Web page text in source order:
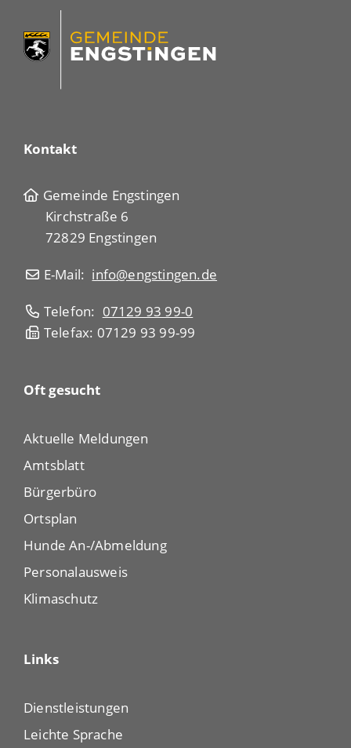
Kontakt
Gemeinde Engstingen
Kirchstraße 6
72829 Engstingen
E-Mail: info@engstingen.de
Telefon: 07129 93 99-0
Telefax: 07129 93 99-99
Oft gesucht
Aktuelle Meldungen
Amtsblatt
Bürgerbüro
Ortsplan
Hunde An-/Abmeldung
Personalausweis
Klimaschutz
Links
Dienstleistungen
Leichte Sprache